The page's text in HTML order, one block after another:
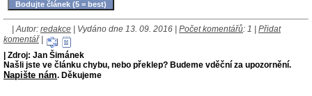
| Autor: redakce | Vydáno dne 13. 09. 2016 | Počet komentářů: 1 | Přidat
komentář|
| Zdroj: Jan Šimánek
Našli jste ve článku chybu, nebo překlep? Budeme vděční za upozornění.
Napište nám. Děkujeme